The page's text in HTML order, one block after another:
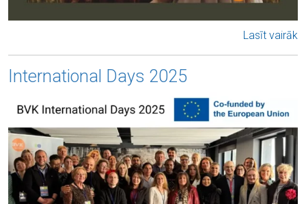
Lasīt vairāk
International Days 2025